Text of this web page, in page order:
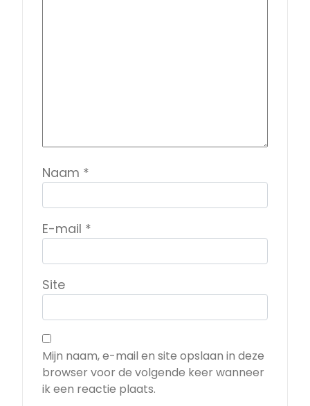
Naam *
E-mail *
Site
Mijn naam, e-mail en site opslaan in deze
browser voor de volgende keer wanneer
ik een reactie plaats.